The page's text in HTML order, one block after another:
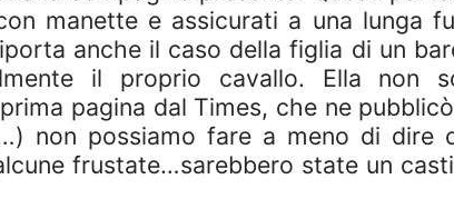
manette e assicurati a una lunga
anche il caso della figlia di un
il proprio cavallo. Ella non
pagina dal Times, che ne
non possiamo fare a meno di dire
frustate…sarebbero state un